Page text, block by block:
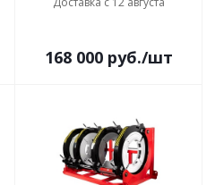
168 000руб./шт